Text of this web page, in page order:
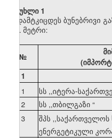
მუხლი 1
დამტკიცდეს ბუნებრივი
კუბ. მეტრი:
№
1
1
სს ,,იტერა-
2
სს ,,თბილგაზი “
3
შპს
ენერგეტიკული